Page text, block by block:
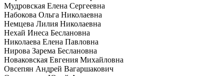
Мудровская Елена Сергеевна
Набокова Ольга Николаевна
Немцева Лилия Николаевна
Нехай Инеса Беслановна
Николаева Елена Павловна
Нирова Зарема Беслановна
Новаковская Евгения Михайловна
Овсепян Андрей Вагаршакович